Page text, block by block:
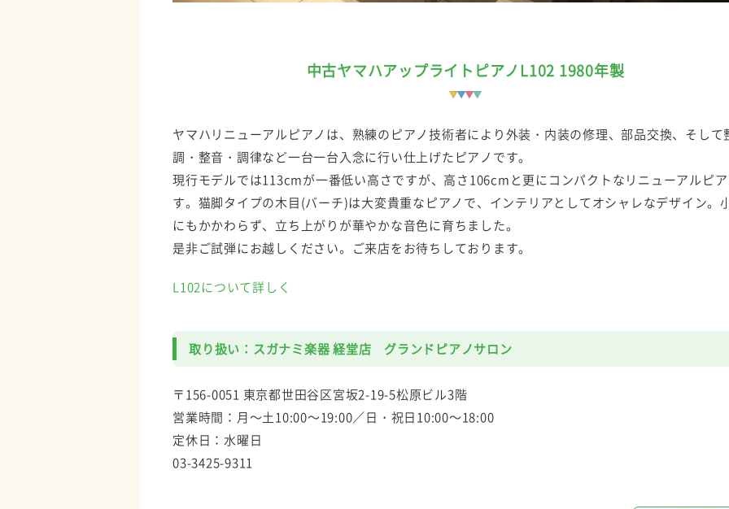
中古ヤマハアップライトピアノL102 1980年製
ヤマハリニューアルピアノは、熟練のピアノ技術者により外装・内装の修理、部品交換、そして
調・整音・調律など一台一台入念に行い仕上げたピアノです。
現行モデルでは113cmが一番低い高さですが、高さ106cmと更にコンパクトなリニューアルピ
す。猫脚タイプの木目(バーチ)は大変貴重なピアノで、インテリアとしてオシャレなデザイン。
にもかかわらず、立ち上がりが華やかな音色に育ちました。
是非ご試弾にお越しください。ご来店をお待ちしております。
L102について詳しく
取り扱い：スガナミ楽器 経堂店 グランドピアノサロン
〒156-0051 東京都世田谷区宮坂2-19-5松原ビル3階
営業時間：月～土10:00～19:00／日・祝日10:00～18:00
定休日：水曜日
03-3425-9311